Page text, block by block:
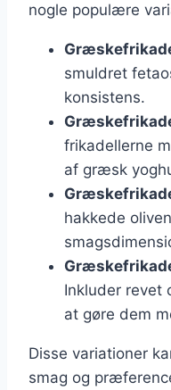
nogle populære
smuldret
konsistens.
frikadellerne
af græsk
hakkede
Inkluder revet
at gøre dem
Disse variationer
smag og